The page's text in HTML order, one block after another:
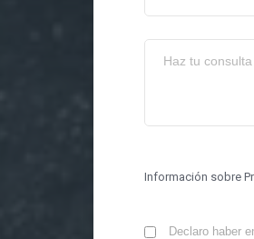
Información sobre
Declaro haber